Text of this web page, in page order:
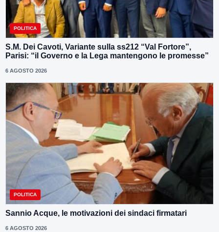
POLITICA
S.M. Dei Cavoti, Variante sulla ss212 “Val Fortore”,
Parisi: “il Governo e la Lega mantengono le promesse”
6 AGOSTO 2026
POLITICA
Sannio Acque, le motivazioni dei sindaci firmatari
6 AGOSTO 2026